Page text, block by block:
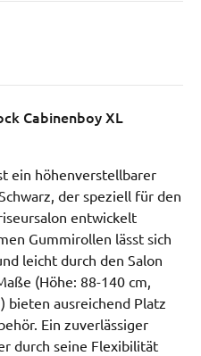
Cabinenboy XL
ein höhenverstellbarer
der speziell für den
entwickelt
Gummirollen lässt sich
leicht durch den Salon
(Höhe: 88-140 cm,
bieten ausreichend Platz
Ein zuverlässiger
durch seine Flexibilität